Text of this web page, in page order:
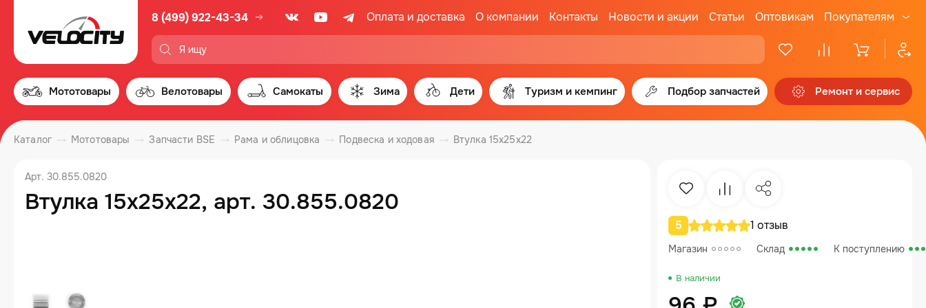
8 (499) 922-43-34 Оплата и доставка О компании Контакты Новости и акции Статьи Оптовикам Покупателям
Мототовары Велотовары Самокаты Зима Дети Туризм и кемпинг Подбор запчастей Ремонт и сервис
Каталог Мототовары Запчасти BSE Рама и облицовка Подвеска и ходовая Втулка 15x25x22
Арт. 30.855.0820
Втулка 15x25x22, арт. 30.855.0820 ИзбранноеСравнениеПоделиться
5 1 отзыв
Магазин Склад К поступлению
В наличии